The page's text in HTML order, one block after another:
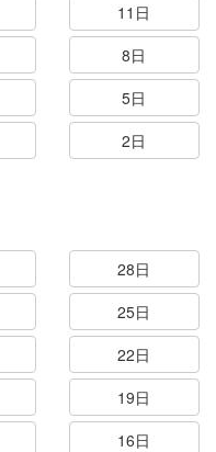
11日
8日
5日
2日
28日
25日
22日
19日
16日